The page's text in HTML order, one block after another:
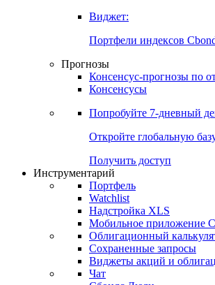
Виджет:
Портфели индексов
Прогнозы
Консенсус-прогнозы по
Консенсусы
Попробуйте 7-дневный
Откройте глобальную
Получить доступ
Инструментарий
Портфель
Watchlist
Надстройка XLS
Мобильное приложение
Облигационный
Сохраненные запросы
Виджеты акций и
Чат